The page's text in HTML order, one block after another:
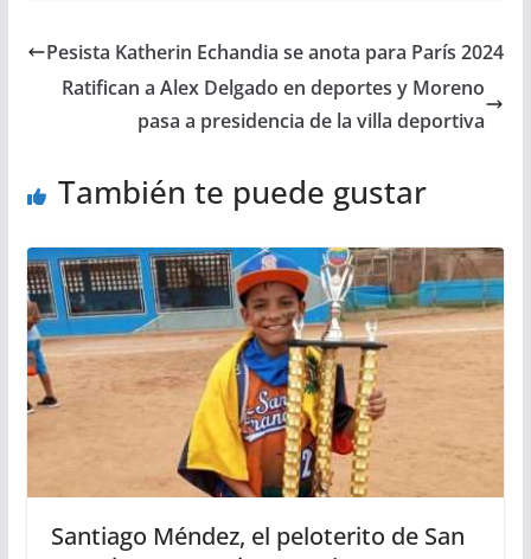
Pesista Katherin Echandia se anota para París 2024
Ratifican a Alex Delgado en deportes y Moreno
pasa a presidencia de la villa deportiva
También te puede gustar
Santiago Méndez, el peloterito de San